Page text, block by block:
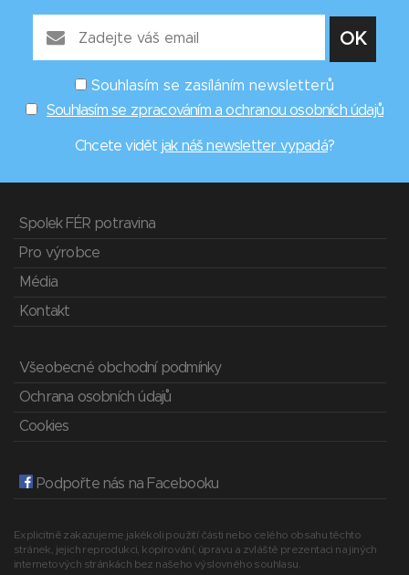
Souhlasím se zasíláním newsletterů
Souhlasím se zpracováním a ochranou osobních údajů
Chcete vidět jak náš newsletter vypadá?
Spolek FÉR potravina
Pro výrobce
Média
Kontakt
Všeobecné obchodní podmínky
Ochrana osobních údajů
Cookies
Podpořte nás na Facebooku
Explicitně zakazujeme jakékoli použití části nebo celého obsahu těchto
stránek, jejich reprodukci, kopírování, úpravu a zvláště prezentaci na jiných
internetových stránkách bez našeho výslovného souhlasu.